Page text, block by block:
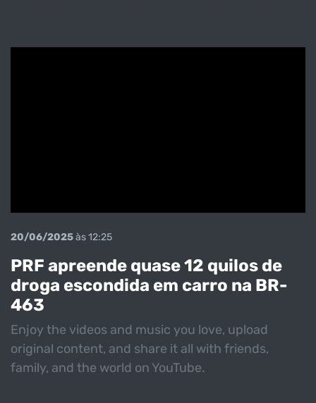
20/06/2025às 12:25
PRF apreende quase 12 quilos de
droga escondida em carro na BR-
463
Enjoy the videos and music you love, upload
original content, and share it all with friends,
family, and the world on YouTube.